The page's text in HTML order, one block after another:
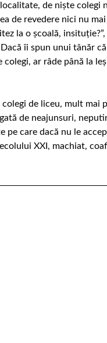
de niște colegi
de revedere nici nu
la o școală,
îi spun unui tânăr
ar râde până la
de liceu, mult mai
de neajunsuri,
pe care dacă nu le
XXI, machiat,